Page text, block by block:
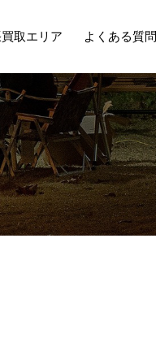
取エリア よくある質問